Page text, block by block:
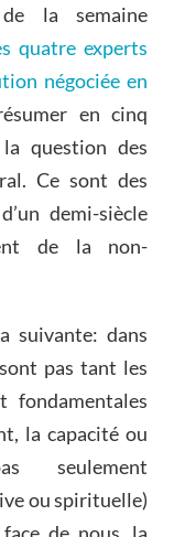
de la semaine
quatre experts
négociée en
en cinq
question des
Ce sont des
demi-siècle
de la non-
suivante: dans
pas tant les
fondamentales
la capacité ou
seulement
ou spirituelle)